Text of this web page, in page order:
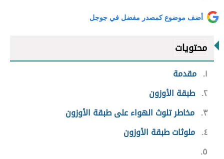
أضف موضوع كمصدر مفضل في جوجل
محتويات
١ مقدمة
٢ طبقة الأوزون
٣ مخاطر تلوث الهواء على طبقة الأوزون
٤ ملوثات طبقة الأوزون
٥